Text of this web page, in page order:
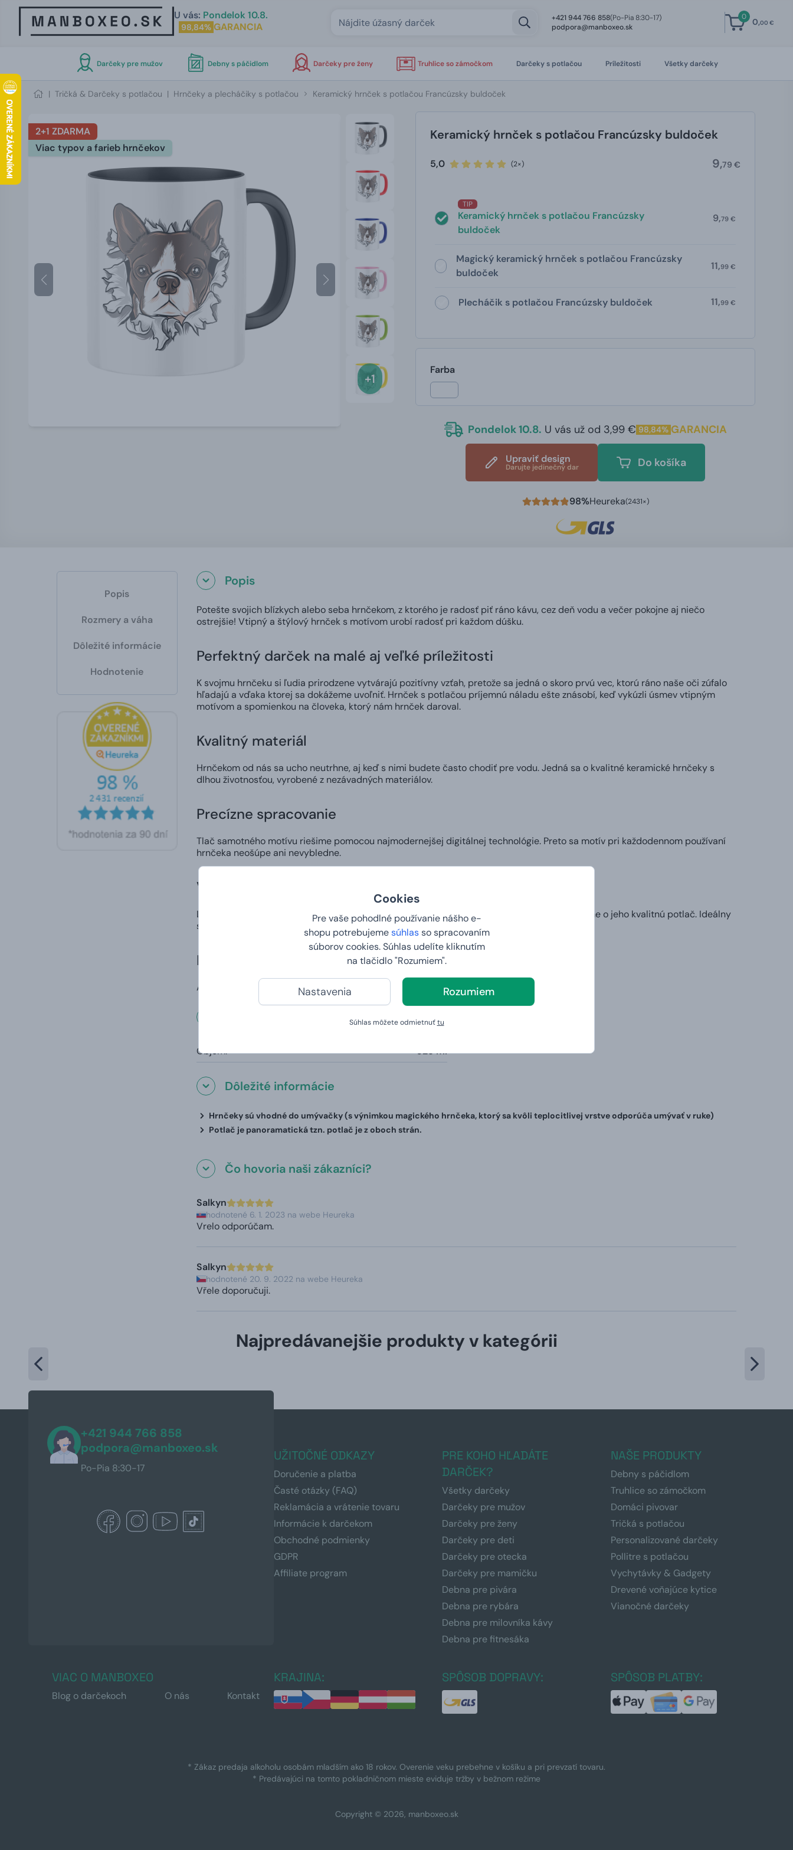
Cookies
Pre vaše pohodlné používanie nášho e-
shopu potrebujemesúhlasso spracovaním
súborov cookies. Súhlas udelíte kliknutím
na tlačidlo "Rozumiem".
Nastavenia Rozumiem
Súhlas môžete odmietnuťtu
U vás: Pondelok 10.8.
98,84% GARANCIA
+421 944 766 858(Po-Pia 8:30-17)
podpora@manboxeo.sk
0 0,00 €
Darčeky pre mužov Debny s páčidlom Darčeky pre ženy Truhlice so zámočkom Darčeky s potlačou Príležitosti Všetky darčeky
| Tričká & Darčeky s potlačou | Hrnčeky a plecháčiky s potlačou Keramický hrnček s potlačou Francúzsky buldoček
2+1 ZDARMA
Viac typov a farieb hrnčekov
+1
Keramický hrnček s potlačou Francúzsky buldoček
5,0 (2×) 9,79 €
TIP
Keramický hrnček s potlačou Francúzsky
buldoček
9,79 €
Magický keramický hrnček s potlačou Francúzsky
buldoček
11,99 €
Plecháčik s potlačou Francúzsky buldoček 11,99 €
Farba
Pondelok 10.8. U vás už od 3,99 € 98,84% GARANCIA
Upraviť design
Darujte jedinečný dar Do košíka
98%Heureka(2431×)
Popis
Rozmery a váha
Dôležité informácie
Hodnotenie
Popis
Potešte svojich blízkych alebo seba hrnčekom, z ktorého je radosť piť ráno kávu, cez deň vodu a večer pokojne aj niečo
ostrejšie! Vtipný a štýlový hrnček s motívom urobí radosť pri každom dúšku.
Perfektný darček na malé aj veľké príležitosti
K svojmu hrnčeku si ľudia prirodzene vytvárajú pozitívny vzťah, pretože sa jedná o skoro prvú vec, ktorú ráno naše oči zúfalo
hľadajú a vďaka ktorej sa dokážeme uvoľniť. Hrnček s potlačou príjemnú náladu ešte znásobí, keď vykúzli úsmev vtipným
motívom a spomienkou na človeka, ktorý nám hrnček daroval.
Kvalitný materiál
Hrnčekom od nás sa ucho neutrhne, aj keď s nimi budete často chodiť pre vodu. Jedná sa o kvalitné keramické hrnčeky s
dlhou životnosťou, vyrobené z nezávadných materiálov.
Precízne spracovanie
Tlač samotného motívu riešime pomocou najmodernejšej digitálnej technológie. Preto sa motív pri každodennom používaní
hrnčeka neošúpe ani nevybledne.
Vlastný dizajn
Ľahko a rýchlo si v našom editore môžete vytvoriť vlastný dizajn na hrnček a my sa postaráme o jeho kvalitnú potlač. Ideálny
spôsob, ako niekomu pripraviť skutočne osobitý darček alebo vyjadriť svoj štýl.
Doručenie do 2. dňa
A to vrátane vašej vlastnej potlače.
Objem: 325 ml
Dôležité informácie
Hrnčeky sú vhodné do umývačky (s výnimkou magického hrnčeka, ktorý sa kvôli teplocitlivej vrstve odporúča umývať v ruke)
Potlač je panoramatická tzn. potlač je z oboch strán.
Čo hovoria naši zákazníci?
Salkyn
hodnotené 6. 1. 2023 na webe Heureka
Vrelo odporúčam.
Salkyn
hodnotené 20. 9. 2022 na webe Heureka
Vřele doporučuji.
Najpredávanejšie produkty v kategórii
+421 944 766 858
podpora@manboxeo.sk
Po-Pia 8:30-17
UŽITOČNÉ ODKAZY
Doručenie a platba
Časté otázky (FAQ)
Reklamácia a vrátenie tovaru
Informácie k darčekom
Obchodné podmienky
GDPR
Affiliate program
PRE KOHO HĽADÁTE
DARČEK?
Všetky darčeky
Darčeky pre mužov
Darčeky pre ženy
Darčeky pre deti
Darčeky pre otecka
Darčeky pre mamičku
Debna pre pivára
Debna pre rybára
Debna pre milovníka kávy
Debna pre fitnesáka
NAŠE PRODUKTY
Debny s páčidlom
Truhlice so zámočkom
Domáci pivovar
Tričká s potlačou
Personalizované darčeky
Pollitre s potlačou
Vychytávky & Gadgety
Drevené voňajúce kytice
Vianočné darčeky
VIAC O MANBOXEO
Blog o darčekoch O nás Kontakt
KRAJINA: SPÔSOB DOPRAVY: SPÔSOB PLATBY:
* Zákaz predaja alkoholu osobám mladším ako 18 rokov. Overenie veku prebehne v košíku a pri prevzatí tovaru.
* Predávajúci na tomto pokladničnom mieste eviduje tržby v bežnom režime
Copyright © 2026, manboxeo.sk